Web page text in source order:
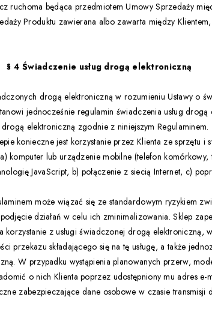
ruchoma będąca przedmiotem Umowy Sprzedaży
Produktu zawierana albo zawarta między
§ 4 Świadczenie usług drogą elektroniczną
drogą elektroniczną w rozumieniu Ustawy o
jednocześnie regulamin świadczenia usług
elektroniczną zgodnie z niniejszym Regulaminem.
konieczne jest korzystanie przez Klienta ze sprzętu i
komputer lub urządzenie mobilne (telefon komórkowy,
JavaScript, b) połączenie z siecią Internet, c)
może wiązać się ze standardowym ryzykiem
działań w celu ich zminimalizowania. Sklep
z usługi świadczonej drogą elektroniczną,
przekazu składającego się na tę usługę, a także
W przypadku wystąpienia planowanych przerw,
o nich Klienta poprzez udostępniony mu adres e-
zabezpieczające dane osobowe w czasie transmisji